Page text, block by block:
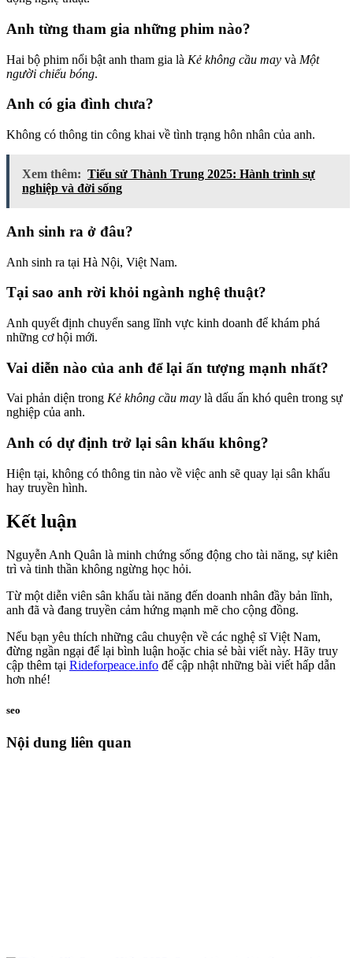
Anh từng tham gia những phim nào?
Hai bộ phim nổi bật anh tham gia là Kẻ không cầu may và Một
người chiếu bóng.
Anh có gia đình chưa?
Không có thông tin công khai về tình trạng hôn nhân của anh.
Xem thêm: Tiểu sử Thành Trung 2025: Hành trình sự
nghiệp và đời sống
Anh sinh ra ở đâu?
Anh sinh ra tại Hà Nội, Việt Nam.
Tại sao anh rời khỏi ngành nghệ thuật?
Anh quyết định chuyển sang lĩnh vực kinh doanh để khám phá
những cơ hội mới.
Vai diễn nào của anh để lại ấn tượng mạnh nhất?
Vai phản diện trong Kẻ không cầu may là dấu ấn khó quên trong sự
nghiệp của anh.
Anh có dự định trở lại sân khấu không?
Hiện tại, không có thông tin nào về việc anh sẽ quay lại sân khấu
hay truyền hình.
Kết luận
Nguyễn Anh Quân là minh chứng sống động cho tài năng, sự kiên
trì và tinh thần không ngừng học hỏi.
Từ một diễn viên sân khấu tài năng đến doanh nhân đầy bản lĩnh,
anh đã và đang truyền cảm hứng mạnh mẽ cho cộng đồng.
Nếu bạn yêu thích những câu chuyện về các nghệ sĩ Việt Nam,
đừng ngần ngại để lại bình luận hoặc chia sẻ bài viết này. Hãy truy
cập thêm tại Rideforpeace.info để cập nhật những bài viết hấp dẫn
hơn nhé!
seo
Nội dung liên quan